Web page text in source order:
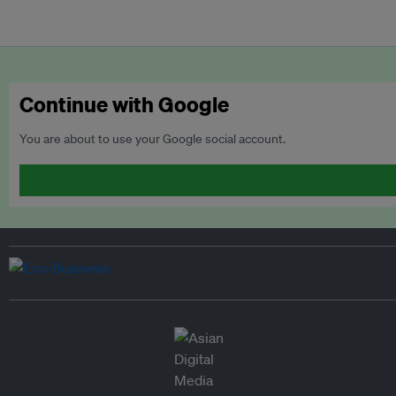
Continue with Google
You are about to use your Google social account.